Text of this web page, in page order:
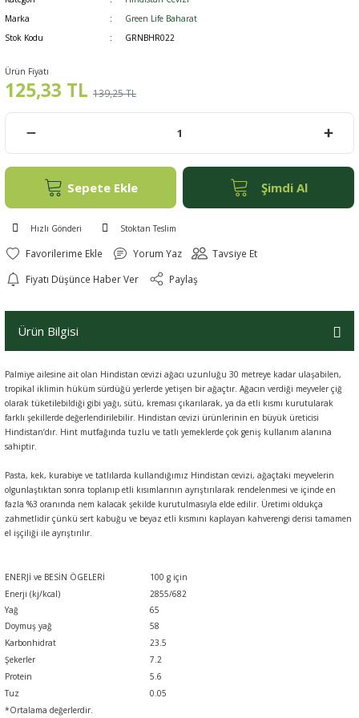
Marka
Green Life Baharat
Stok Kodu
GRNBHR022
Ürün Fiyatı
125,33 TL 139,25 TL
Sepete Ekle Şimdi Al
Hızlı Gönderi Stoktan Teslim
Yorum Yaz
Tavsiye Et
Fiyatı Düşünce Haber Ver
Paylaş
Ürün Bilgisi
Palmiye ailesine ait olan Hindistan cevizi ağacı uzunluğu 30 metreye kadar ulaşabilen,
tropikal iklimin hüküm sürdüğü yerlerde yetişen bir ağaçtır. Ağacın verdiği meyveler çiğ
olarak tüketilebildiği gibi yağı, sütü, kreması çıkarılarak, ya da etli kısmı kurutularak
farklı şekillerde değerlendirilebilir. Hindistan cevizi ürünlerinin en büyük üreticisi
Hindistan’dır. Hint mutfağında tuzlu ve tatlı yemeklerde çok geniş kullanım alanına
sahiptir.
Pasta, kek, kurabiye ve tatlılarda kullandığımız Hindistan cevizi, ağaçtaki meyvelerin
olgunlaştıktan sonra toplanıp etli kısımlarının ayrıştırılarak rendelenmesi ve içinde en
fazla %3 oranında nem kalacak şekilde kurutulmasıyla elde edilir. Üretimi oldukça
zahmetlidir çünkü sert kabuğu ve beyaz etli kısmını kaplayan kahverengi derisi tamamen
el işçiliği ile ayrıştırılır.
ENERJİ ve BESİN ÖGELERİ
100 g için
Enerji (kj/kcal)
2855/682
Yağ
65
Doymuş yağ
58
Karbonhidrat
23.5
Şekerler
7.2
Protein
5.6
Tuz
0.05
*Ortalama değerlerdir.